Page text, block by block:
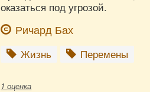
оказаться под угрозой.
Ричард Бах
Жизнь Перемены
1 оценка